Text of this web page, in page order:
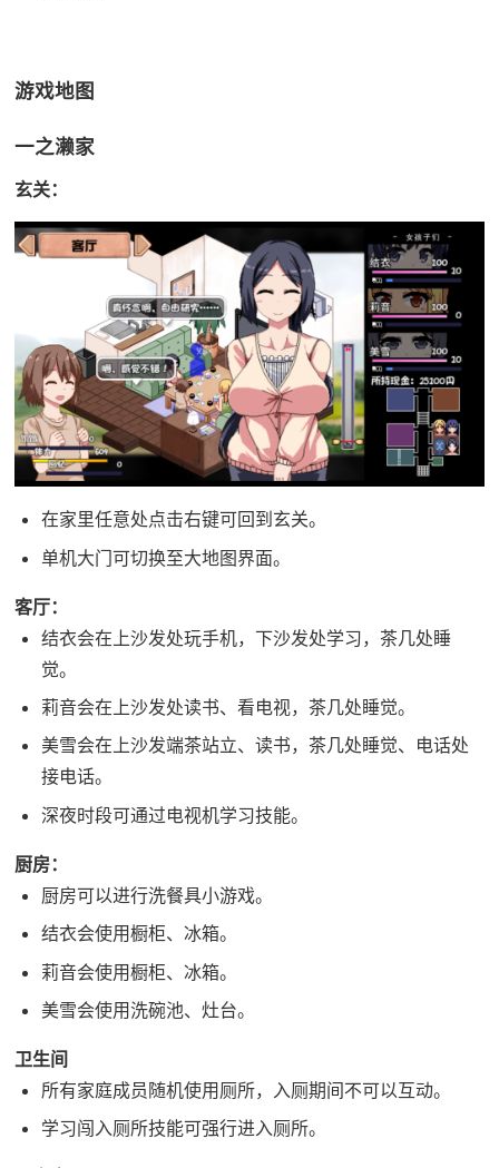
游戏地图
一之濑家
玄关：
在家里任意处点击右键可回到玄关。
单机大门可切换至大地图界面。
客厅：
结衣会在上沙发处玩手机，下沙发处学习，茶几处睡
觉。
莉音会在上沙发处读书、看电视，茶几处睡觉。
美雪会在上沙发端茶站立、读书，茶几处睡觉、电话处
接电话。
深夜时段可通过电视机学习技能。
厨房：
厨房可以进行洗餐具小游戏。
结衣会使用橱柜、冰箱。
莉音会使用橱柜、冰箱。
美雪会使用洗碗池、灶台。
卫生间
所有家庭成员随机使用厕所，入厕期间不可以互动。
学习闯入厕所技能可强行进入厕所。